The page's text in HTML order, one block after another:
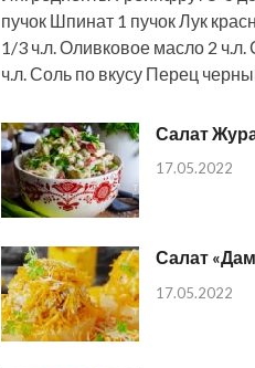
пучок Шпинат 1 пучок Лук
1/3 ч.л. Оливковое масло 2 ч.л.
ч.л. Соль по вкусу Перец
Салат
17.05.2022
Салат
17.05.2022